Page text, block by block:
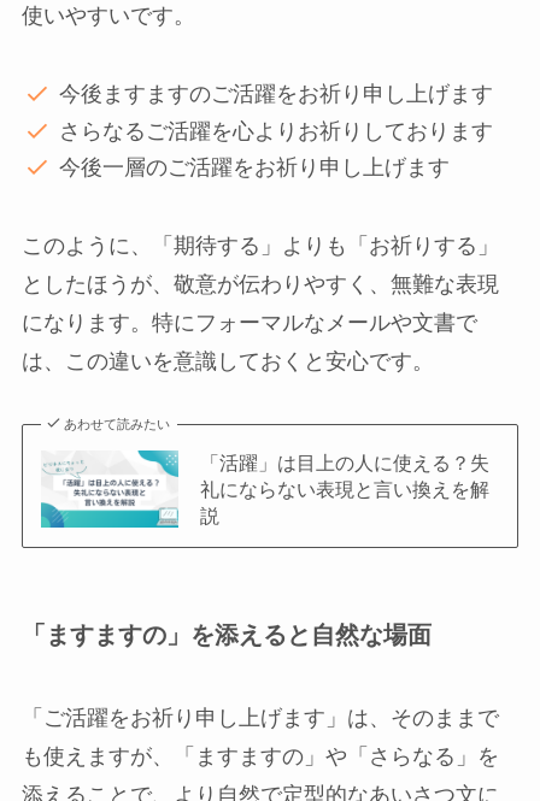
使いやすいです。
今後ますますのご活躍をお祈り申し上げます
さらなるご活躍を心よりお祈りしております
今後一層のご活躍をお祈り申し上げます
このように、「期待する」よりも「お祈りする」
としたほうが、敬意が伝わりやすく、無難な表現
になります。特にフォーマルなメールや文書で
は、この違いを意識しておくと安心です。
あわせて読みたい
「活躍」は目上の人に使える？失
礼にならない表現と言い換えを解
説
「ますますの」を添えると自然な場面
「ご活躍をお祈り申し上げます」は、そのままで
も使えますが、「ますますの」や「さらなる」を
添えることで、より自然で定型的なあいさつ文に